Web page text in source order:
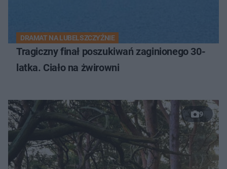
DRAMAT NA LUBELSZCZYŹNIE
Tragiczny finał poszukiwań zaginionego 30-
latka. Ciało na żwirowni
9